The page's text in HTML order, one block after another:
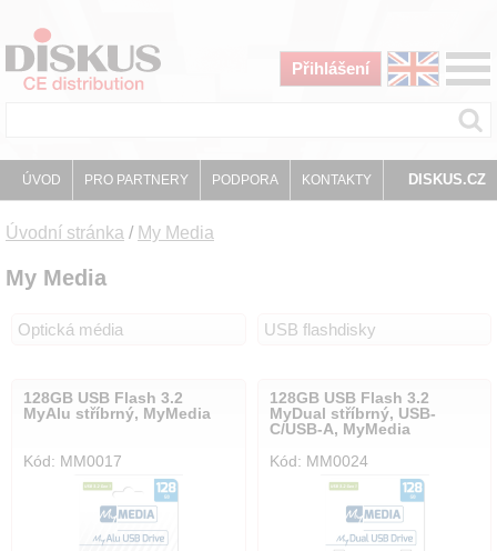
Přihlášení
ÚVOD PRO PARTNERY PODPORA KONTAKTY DISKUS.CZ
Úvodní stránka / My Media
My Media
Optická média USB flashdisky
128GB USB Flash 3.2
MyAlu stříbrný, MyMedia
Kód: MM0017
128GB USB Flash 3.2
MyDual stříbrný, USB-
C/USB-A, MyMedia
Kód: MM0024